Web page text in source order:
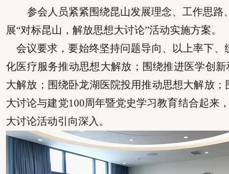
参会人员紧紧围绕昆山发展理念、工作思
展“对标昆山，解放思想大讨论”活动实施方案。
会议要求，要始终坚持问题导向、以上率下、
化医疗服务推动思想大解放；围绕推进医学创
大解放；围绕卧龙湖医院投用推动思想大解放
大讨论与建党100周年暨党史学习教育结合起来
大讨论活动引向深入。